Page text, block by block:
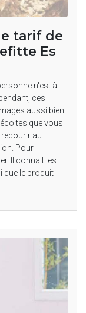
tarif de
Es
n'est à
ces
aussi bien
que vous
au
Pour
Il connait les
que le produit